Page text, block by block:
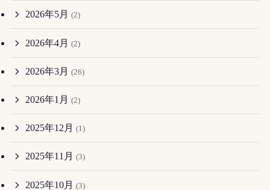
2026年5月 (2)
2026年4月 (2)
2026年3月 (26)
2026年1月 (2)
2025年12月 (1)
2025年11月 (3)
2025年10月 (3)